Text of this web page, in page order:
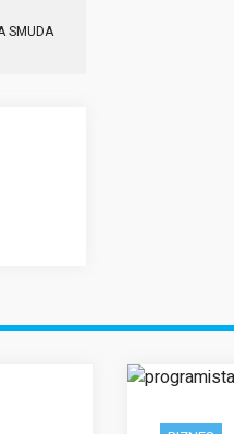
SMUDA